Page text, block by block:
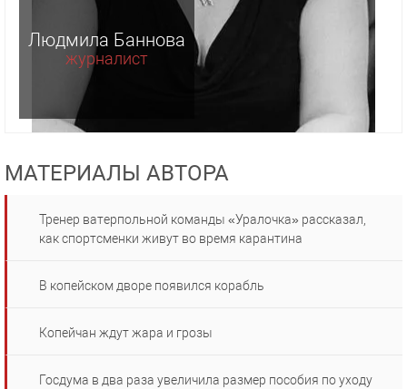
Людмила Баннова
журналист
МАТЕРИАЛЫ АВТОРА
Тренер ватерпольной команды «Уралочка» рассказал,
как спортсменки живут во время карантина
В копейском дворе появился корабль
Копейчан ждут жара и грозы
Госдума в два раза увеличила размер пособия по уходу